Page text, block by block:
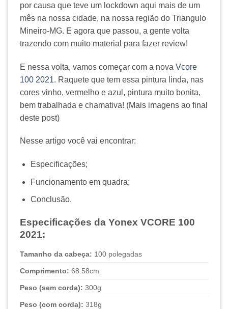
por causa que teve um lockdown aqui mais de um
mês na nossa cidade, na nossa região do Triangulo
Mineiro-MG. E agora que passou, a gente volta
trazendo com muito material para fazer review!
E nessa volta, vamos começar com a nova Vcore
100 2021. Raquete que tem essa pintura linda, nas
cores vinho, vermelho e azul, pintura muito bonita,
bem trabalhada e chamativa! (Mais imagens ao final
deste post)
Nesse artigo você vai encontrar:
Especificações;
Funcionamento em quadra;
Conclusão.
Especificações da Yonex VCORE 100
2021:
Tamanho da cabeça: 100 polegadas
Comprimento: 68.58cm
Peso (sem corda): 300g
Peso (com corda): 318g